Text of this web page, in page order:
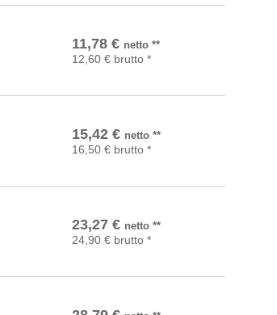
11,78 € netto**
12,60 € brutto *
In den Warenkorb
15,42 € netto**
16,50 € brutto *
In den Warenkorb
23,27 € netto**
24,90 € brutto *
In den Warenkorb
In den Warenkorb